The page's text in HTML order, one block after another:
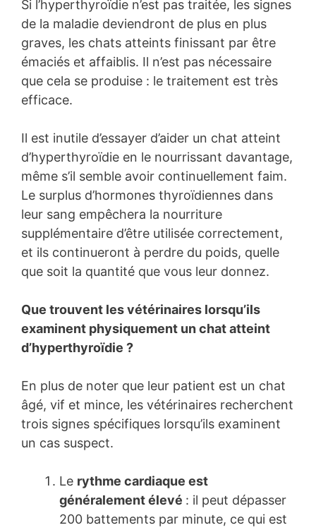
Si l’hyperthyroïdie n’est pas traitée, les signes
de la maladie deviendront de plus en plus
graves, les chats atteints finissant par être
émaciés et affaiblis. Il n’est pas nécessaire
que cela se produise : le traitement est très
efficace.
Il est inutile d’essayer d’aider un chat atteint
d’hyperthyroïdie en le nourrissant davantage,
même s’il semble avoir continuellement faim.
Le surplus d’hormones thyroïdiennes dans
leur sang empêchera la nourriture
supplémentaire d’être utilisée correctement,
et ils continueront à perdre du poids, quelle
que soit la quantité que vous leur donnez.
Que trouvent les vétérinaires lorsqu’ils
examinent physiquement un chat atteint
d’hyperthyroïdie ?
En plus de noter que leur patient est un chat
âgé, vif et mince, les vétérinaires recherchent
trois signes spécifiques lorsqu’ils examinent
un cas suspect.
Le rythme cardiaque est
généralement élevé : il peut dépasser
200 battements par minute, ce qui est